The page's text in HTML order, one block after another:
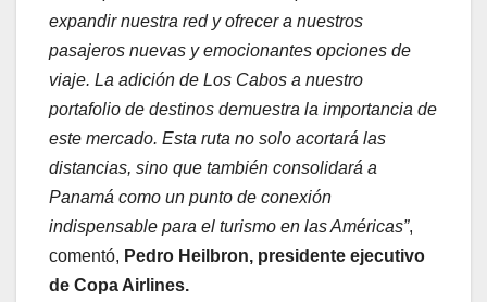
expandir nuestra red y ofrecer a nuestros
pasajeros nuevas y emocionantes opciones de
viaje. La adición de Los Cabos a nuestro
portafolio de destinos demuestra la importancia de
este mercado. Esta ruta no solo acortará las
distancias, sino que también consolidará a
Panamá como un punto de conexión
indispensable para el turismo en las Américas”,
comentó, Pedro Heilbron, presidente ejecutivo
de Copa Airlines.